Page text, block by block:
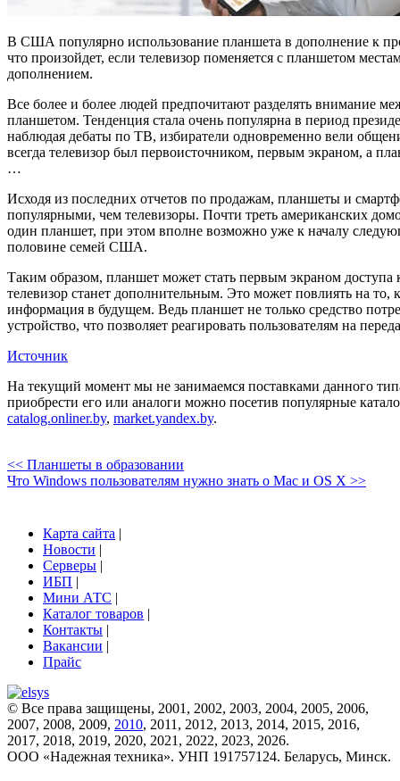
В США популярно использование планшета в дополнение к
что произойдет, если телевизор поменяется с планшетом
дополнением.
Все более и более людей предпочитают разделять внимание
планшетом. Тенденция стала очень популярна в период
наблюдая дебаты по ТВ, избиратели одновременно вели
всегда телевизор был первоисточником, первым экраном, а
…
Исходя из последних отчетов по продажам, планшеты и
популярными, чем телевизоры. Почти треть американских
один планшет, при этом вполне возможно уже к началу
половине семей США.
Таким образом, планшет может стать первым экраном доступа
телевизор станет дополнительным. Это может повлиять на то,
информация в будущем. Ведь планшет не только средство
устройство, что позволяет реагировать пользователям на
Источник
На текущий момент мы не занимаемся поставками данного
приобрести его или аналоги можно посетив популярные
catalog.onliner.by, market.yandex.by.
<< Планшеты в образовании
Что Windows пользователям нужно знать о Mac и OS X >>
Карта сайта |
Новости |
Серверы |
ИБП |
Мини АТС |
Каталог товаров |
Контакты |
Вакансии |
Прайс
© Все права защищены, 2001, 2002, 2003, 2004, 2005, 2006,
2007, 2008, 2009, 2010, 2011, 2012, 2013, 2014, 2015, 2016,
2017, 2018, 2019, 2020, 2021, 2022, 2023, 2026.
ООО «Надежная техника». УНП 191757124. Беларусь, Минск.